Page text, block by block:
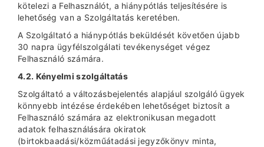
kötelezi a Felhasználót, a hiánypótlás teljesítésére is
lehetőség van a Szolgáltatás keretében.
A Szolgáltató a hiánypótlás beküldését követően újabb
30 napra ügyfélszolgálati tevékenységet végez
Felhasználó számára.
4.2. Kényelmi szolgáltatás
Szolgáltató a változásbejelentés alapjául szolgáló ügyek
könnyebb intézése érdekében lehetőséget biztosít a
Felhasználó számára az elektronikusan megadott
adatok felhasználására okiratok
(birtokbaadási/közműátadási jegyzőkönyv minta,